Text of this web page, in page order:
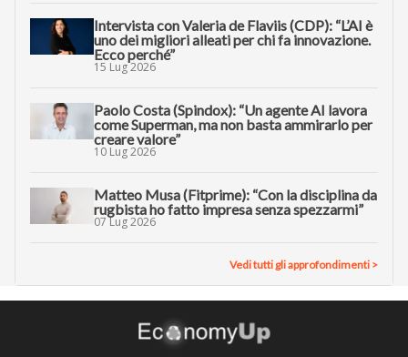
Intervista con Valeria de Flaviis (CDP): “L’AI è
uno dei migliori alleati per chi fa innovazione.
Ecco perché”
15 Lug 2026
Paolo Costa (Spindox): “Un agente AI lavora
come Superman, ma non basta ammirarlo per
creare valore”
10 Lug 2026
Matteo Musa (Fitprime): “Con la disciplina da
rugbista ho fatto impresa senza spezzarmi”
07 Lug 2026
Vedi tutti gli approfondimenti >